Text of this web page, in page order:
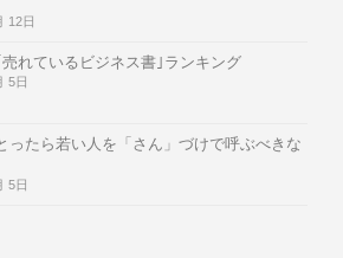
12日
れているビジネス書｣ランキング
5日
ったら若い人を「さん」づけで呼ぶべきな
5日